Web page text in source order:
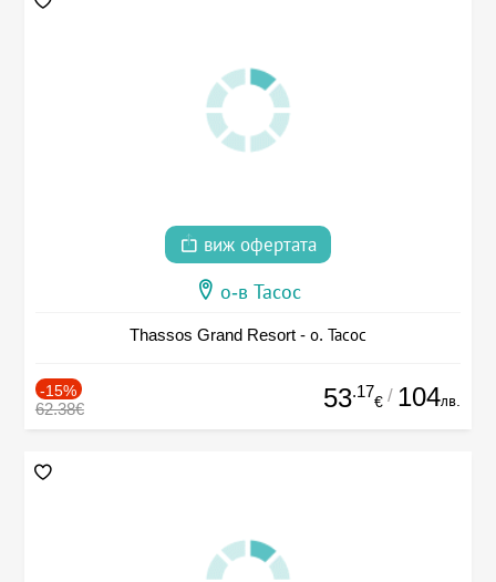
виж офертата
о-в Тасос
Thassos Grand Resort - о. Тасос
-15%
62.38€ 53.17
€ / 104лв.